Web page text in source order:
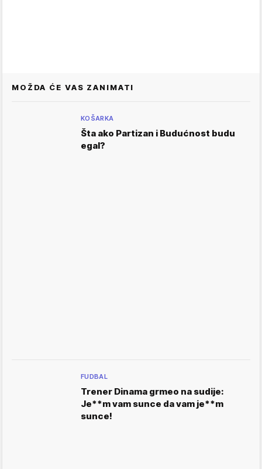
MOŽDA ĆE VAS ZANIMATI
KOŠARKA
Šta ako Partizan i Budućnost budu
egal?
FUDBAL
Trener Dinama grmeo na sudije:
Je**m vam sunce da vam je**m
sunce!